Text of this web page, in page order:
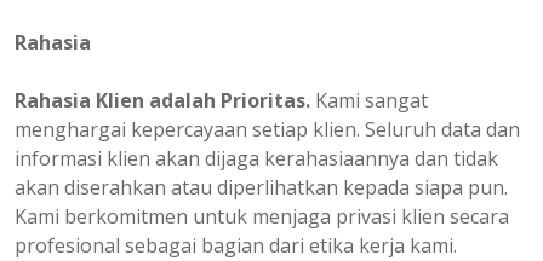
Rahasia
Rahasia Klien adalah Prioritas. Kami sangat
menghargai kepercayaan setiap klien. Seluruh data dan
informasi klien akan dijaga kerahasiaannya dan tidak
akan diserahkan atau diperlihatkan kepada siapa pun.
Kami berkomitmen untuk menjaga privasi klien secara
profesional sebagai bagian dari etika kerja kami.